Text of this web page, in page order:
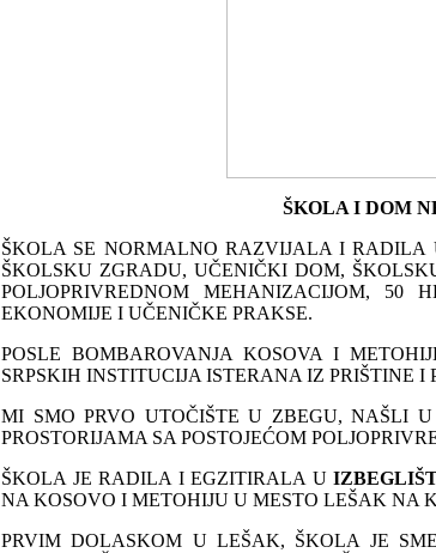
ŠKOLA I DOM
ŠKOLA SE NORMALNO RAZVIJALA I RADILA
ŠKOLSKU ZGRADU, UČENIČKI DOM,
POLJOPRIVREDNOM MEHANIZACIJOM, 50
EKONOMIJE I UČENIČKE PRAKSE.
POSLE BOMBAROVANJA KOSOVA I
SRPSKIH INSTITUCIJA ISTERANA IZ PRIŠTINE I
MI SMO PRVO UTOČIŠTE U ZBEGU, NAŠLI
PROSTORIJAMA SA POSTOJEĆOM
ŠKOLA JE RADILA I EGZITIRALA U
NA KOSOVO I METOHIJU U MESTO LEŠAK NA
PRVIM DOLASKOM U LEŠAK, ŠKOLA JE